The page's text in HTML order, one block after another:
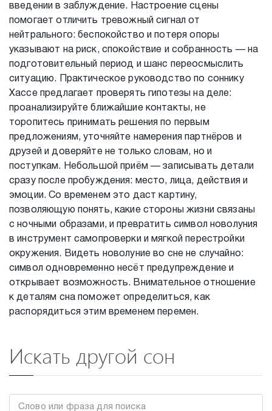
введении в заблуждение. Настроение сцены
помогает отличить тревожный сигнал от
нейтрального: беспокойство и потеря опоры
указывают на риск, спокойствие и собранность — на
подготовительный период и шанс переосмыслить
ситуацию. Практическое руководство по соннику
Хассе предлагает проверять гипотезы на деле:
проанализируйте ближайшие контакты, не
торопитесь принимать решения по первым
предложениям, уточняйте намерения партнёров и
друзей и доверяйте не только словам, но и
поступкам. Небольшой приём — записывать детали
сразу после пробуждения: место, лица, действия и
эмоции. Со временем это даст картину,
позволяющую понять, какие стороны жизни связаны
с ночными образами, и превратить символ новолуния
в инструмент самопроверки и мягкой перестройки
окружения. Видеть новолуние во сне не случайно:
символ одновременно несёт предупреждение и
открывает возможность. Внимательное отношение
к деталям сна поможет определиться, как
распорядиться этим временем перемен.
Искать другой сон